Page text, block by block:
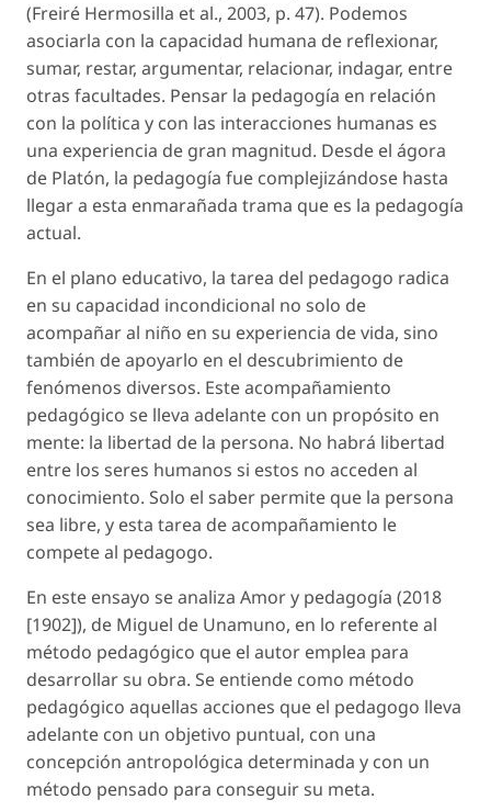
(Freiré Hermosilla et al., 2003, p. 47). Podemos
asociarla con la capacidad humana de reflexionar,
sumar, restar, argumentar, relacionar, indagar, entre
otras facultades. Pensar la pedagogía en relación
con la política y con las interacciones humanas es
una experiencia de gran magnitud. Desde el ágora
de Platón, la pedagogía fue complejizándose hasta
llegar a esta enmarañada trama que es la pedagogía
actual.
En el plano educativo, la tarea del pedagogo radica
en su capacidad incondicional no solo de
acompañar al niño en su experiencia de vida, sino
también de apoyarlo en el descubrimiento de
fenómenos diversos. Este acompañamiento
pedagógico se lleva adelante con un propósito en
mente: la libertad de la persona. No habrá libertad
entre los seres humanos si estos no acceden al
conocimiento. Solo el saber permite que la persona
sea libre, y esta tarea de acompañamiento le
compete al pedagogo.
En este ensayo se analiza Amor y pedagogía (2018
[1902]), de Miguel de Unamuno, en lo referente al
método pedagógico que el autor emplea para
desarrollar su obra. Se entiende como método
pedagógico aquellas acciones que el pedagogo lleva
adelante con un objetivo puntual, con una
concepción antropológica determinada y con un
método pensado para conseguir su meta.